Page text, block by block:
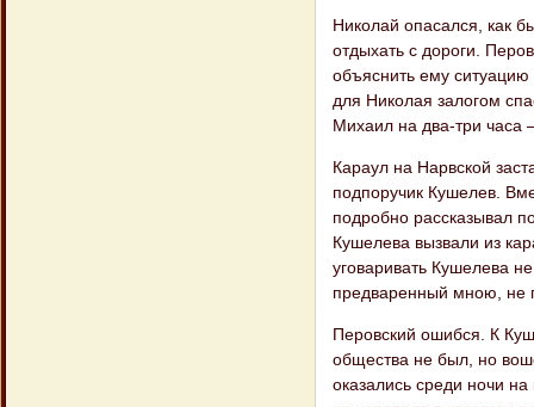
Николай опасался, как
отдыхать с дороги.
объяснить ему
для Николая залогом
Михаил на два-три
Караул на Нарвской
подпоручик Кушелев.
подробно рассказывал
Кушелева вызвали из
уговаривать Кушелева
предваренный мною, не
Перовский ошибся. К
общества не был, но
оказались среди ночи